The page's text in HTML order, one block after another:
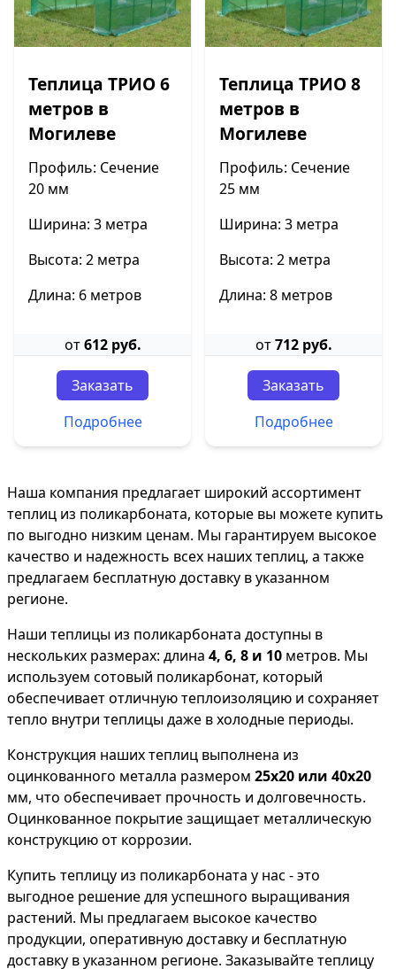
Теплица ТРИО 6
метров в
Могилеве
Профиль: Сечение
20 мм
Ширина: 3 метра
Высота: 2 метра
Длина: 6 метров
от612 руб.
Заказать
Подробнее
Теплица ТРИО 8
метров в
Могилеве
Профиль: Сечение
25 мм
Ширина: 3 метра
Высота: 2 метра
Длина: 8 метров
от712 руб.
Заказать
Подробнее
Наша компания предлагает широкий ассортимент
теплиц из поликарбоната, которые вы можете купить
по выгодно низким ценам. Мы гарантируем высокое
качество и надежность всех наших теплиц, а также
предлагаем бесплатную доставку в указанном
регионе.
Наши теплицы из поликарбоната доступны в
нескольких размерах: длина 4, 6, 8 и 10 метров. Мы
используем сотовый поликарбонат, который
обеспечивает отличную теплоизоляцию и сохраняет
тепло внутри теплицы даже в холодные периоды.
Конструкция наших теплиц выполнена из
оцинкованного металла размером 25х20 или 40х20
мм, что обеспечивает прочность и долговечность.
Оцинкованное покрытие защищает металлическую
конструкцию от коррозии.
Купить теплицу из поликарбоната у нас - это
выгодное решение для успешного выращивания
растений. Мы предлагаем высокое качество
продукции, оперативную доставку и бесплатную
доставку в указанном регионе. Заказывайте теплицу